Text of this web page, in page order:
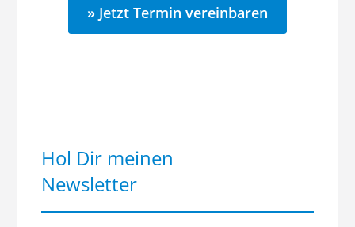
» Jetzt Termin vereinbaren
Hol Dir meinen
Newsletter